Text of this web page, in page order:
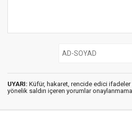
UYARI: Küfür, hakaret, rencide edici ifadeler
yönelik saldırı içeren yorumlar